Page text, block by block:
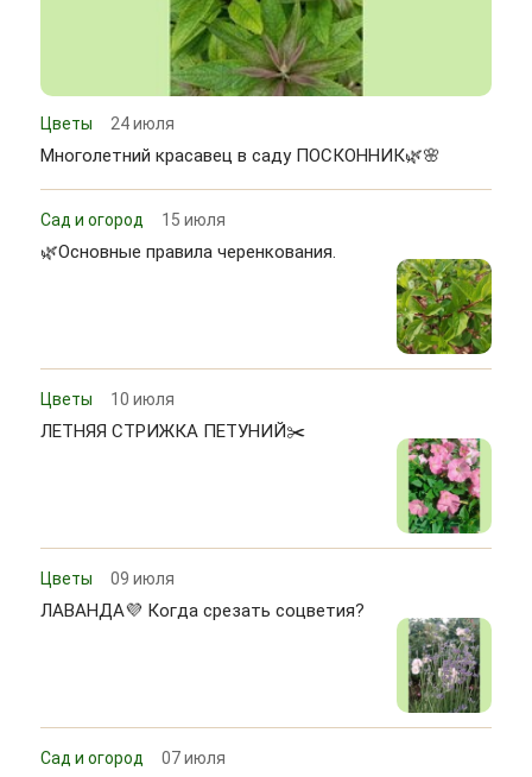
Цветы 24 июля
Многолетний красавец в саду ПОСКОННИК🌿🌸
Сад и огород 15 июля
🌿Основные правила черенкования.
Цветы 10 июля
ЛЕТНЯЯ СТРИЖКА ПЕТУНИЙ✂️
Цветы 09 июля
ЛАВАНДА💜 Когда срезать соцветия?
Сад и огород 07 июля